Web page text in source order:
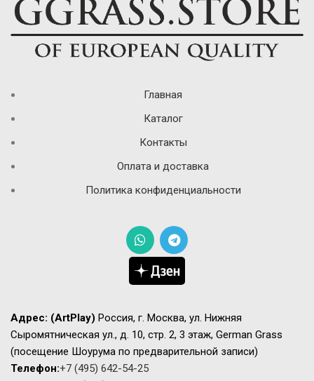
Главная
Каталог
Контакты
Оплата и доставка
Политика конфиденциальности
Адрес: (ArtPlay) Россия, г. Москва, ул. Нижняя
Сыромятническая ул., д. 10, стр. 2, 3 этаж, German Grass
(посещение Шоурума по предварительной записи)
Телефон:+7 (495) 642-54-25